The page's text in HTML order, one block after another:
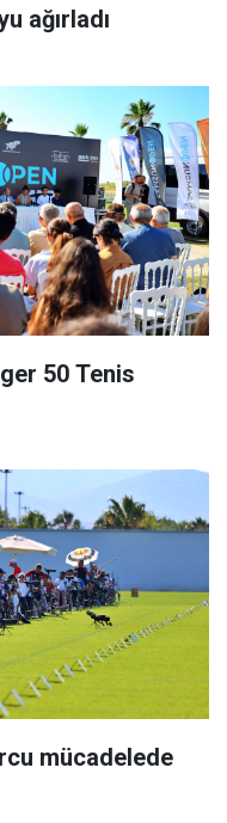
ağırladı
50 Tenis
mücadelede